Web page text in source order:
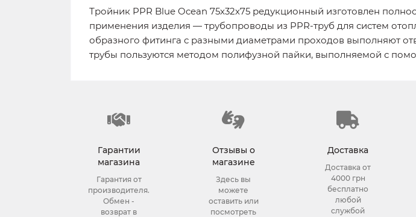
Тройник PPR Blue Ocean 75х32х75 редукционный изготовлен
применения изделия — трубопроводы из PPR-труб для систем
образного фитинга с разными диаметрами проходов выполняют
трубы пользуются методом полифузной пайки, выполняемой с
Гарантии
магазина
Гарантия от
производителя.
Обмен -
возврат в
Отзывы о
магазине
Здесь вы
можете
оставить или
посмотреть
Доставка
Доставка от
4000 грн
бесплатно
любой
службой